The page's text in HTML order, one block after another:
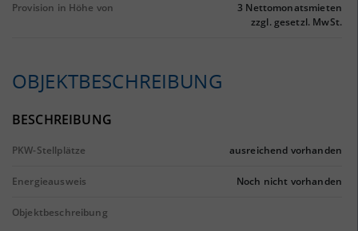
Provision in Höhe von
3 Nettomonatsmieten
zzgl. gesetzl. MwSt.
OBJEKTBESCHREIBUNG
BESCHREIBUNG
PKW-Stellplätze ausreichend vorhanden
Energieausweis Noch nicht vorhanden
Objektbeschreibung